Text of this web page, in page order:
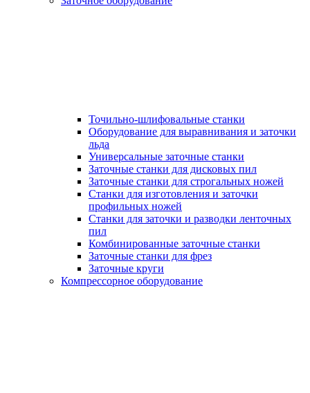
Точильно-шлифовальные станки
Оборудование для выравнивания и заточки
льда
Универсальные заточные станки
Заточные станки для дисковых пил
Заточные станки для строгальных ножей
Станки для изготовления и заточки
профильных ножей
Станки для заточки и разводки ленточных
пил
Комбинированные заточные станки
Заточные станки для фрез
Заточные круги
Компрессорное оборудование